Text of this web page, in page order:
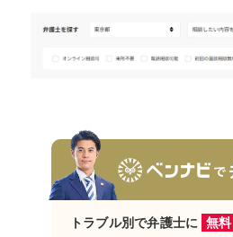
トラブル別で弁護士に 無料